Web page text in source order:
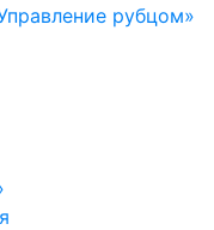
рубцом»